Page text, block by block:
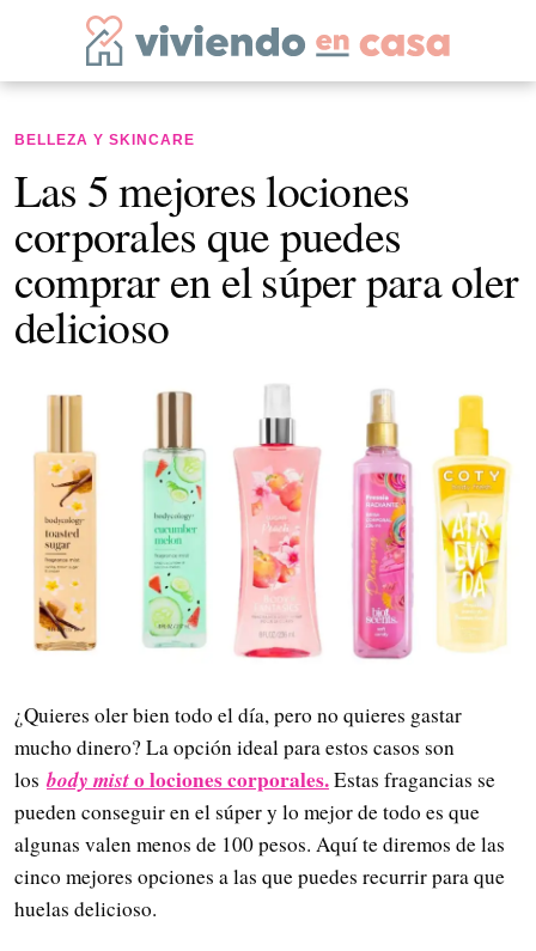
BELLEZA Y SKINCARE
Las 5 mejores lociones
corporales que puedes
comprar en el súper para oler
delicioso
¿Quieres oler bien todo el día, pero no quieres gastar
mucho dinero? La opción ideal para estos casos son
losbody misto lociones corporales.Estas fragancias se
pueden conseguir en el súper y lo mejor de todo es que
algunas valen menos de 100 pesos. Aquí te diremos de las
cinco mejores opciones a las que puedes recurrir para que
huelas delicioso.